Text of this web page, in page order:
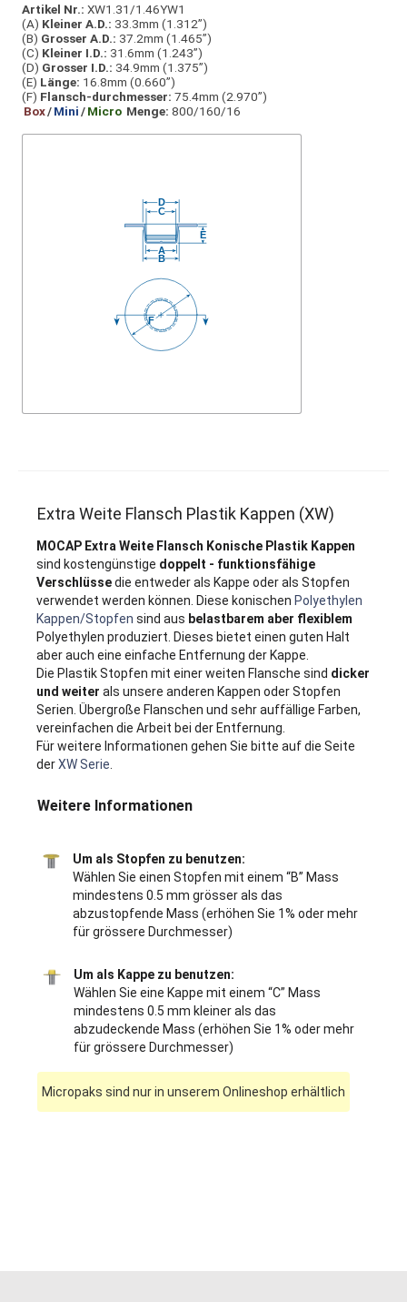
Artikel Nr.: XW1.31/1.46YW1
(A) Kleiner A.D.: 33.3mm (1.312”)
(B) Grosser A.D.: 37.2mm (1.465”)
(C) Kleiner I.D.: 31.6mm (1.243”)
(D) Grosser I.D.: 34.9mm (1.375”)
(E) Länge: 16.8mm (0.660”)
(F) Flansch-durchmesser: 75.4mm (2.970”)
Box/Mini/Micro Menge: 800/160/16
Extra Weite Flansch Plastik Kappen (XW)
MOCAP Extra Weite Flansch Konische Plastik Kappen
sind kostengünstige doppelt - funktionsfähige
Verschlüssedie entweder als Kappe oder als Stopfen
verwendet werden können. Diese konischen Polyethylen
Kappen/Stopfen sind aus belastbarem aber flexiblem
Polyethylen produziert. Dieses bietet einen guten Halt
aber auch eine einfache Entfernung der Kappe.
Die Plastik Stopfen mit einer weiten Flansche sind dicker
und weiter als unsere anderen Kappen oder Stopfen
Serien. Übergroße Flanschen und sehr auffällige Farben,
vereinfachen die Arbeit bei der Entfernung.
Für weitere Informationen gehen Sie bitte auf die Seite
derXW Serie
Weitere Informationen
Um als Stopfen zu benutzen:
Wählen Sie einen Stopfen mit einem “B” Mass
mindestens 0.5 mm grösser als das
abzustopfende Mass (erhöhen Sie 1% oder mehr
für grössere Durchmesser)
Um als Kappe zu benutzen:
Wählen Sie eine Kappe mit einem “C” Mass
mindestens 0.5 mm kleiner als das
abzudeckende Mass (erhöhen Sie 1% oder mehr
für grössere Durchmesser)
Micropaks sind nur in unserem Onlineshop erhältlich